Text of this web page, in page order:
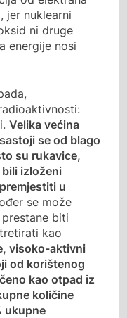
jer nuklearni
ni druge
energije nosi
Velika većina
se od blago
su rukavice,
izloženi
u
se može
biti
kao
visoko-aktivni
od korištenog
kao otpad iz
količine
ukupne